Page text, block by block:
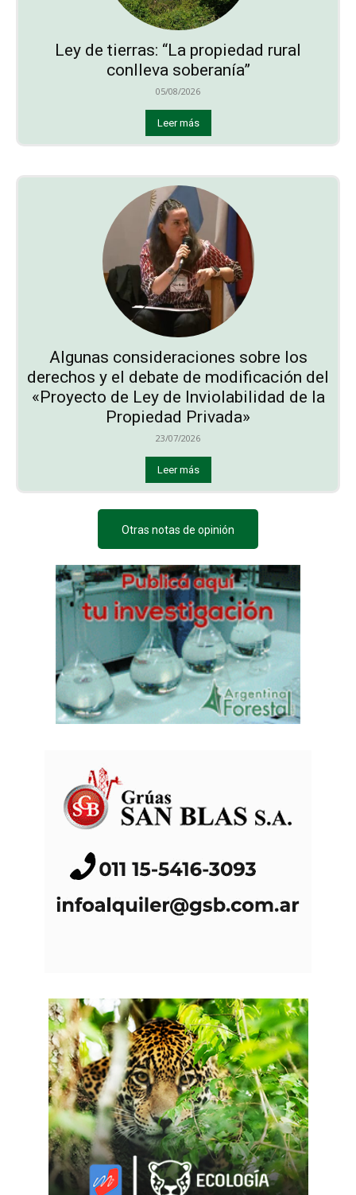
Ley de tierras: “La propiedad rural
conlleva soberanía”
05/08/2026
Leer más
Algunas consideraciones sobre los
derechos y el debate de modificación del
«Proyecto de Ley de Inviolabilidad de la
Propiedad Privada»
23/07/2026
Leer más
Otras notas de opinión